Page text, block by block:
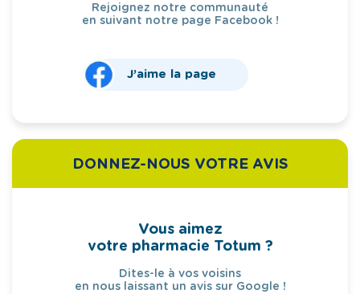
Rejoignez notre communauté
en suivant notre page Facebook !
J’aime la page
DONNEZ-NOUS VOTRE AVIS
Vous aimez
votre pharmacie Totum ?
Dites-le à vos voisins
en nous laissant un avis sur Google !